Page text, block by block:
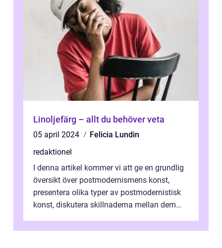
Linoljefärg – allt du behöver veta
05 april 2024
Felicia Lundin
redaktionel
I denna artikel kommer vi att ge en grundlig
översikt över postmodernismens konst,
presentera olika typer av postmodernistisk
konst, diskutera skillnaderna mellan dem